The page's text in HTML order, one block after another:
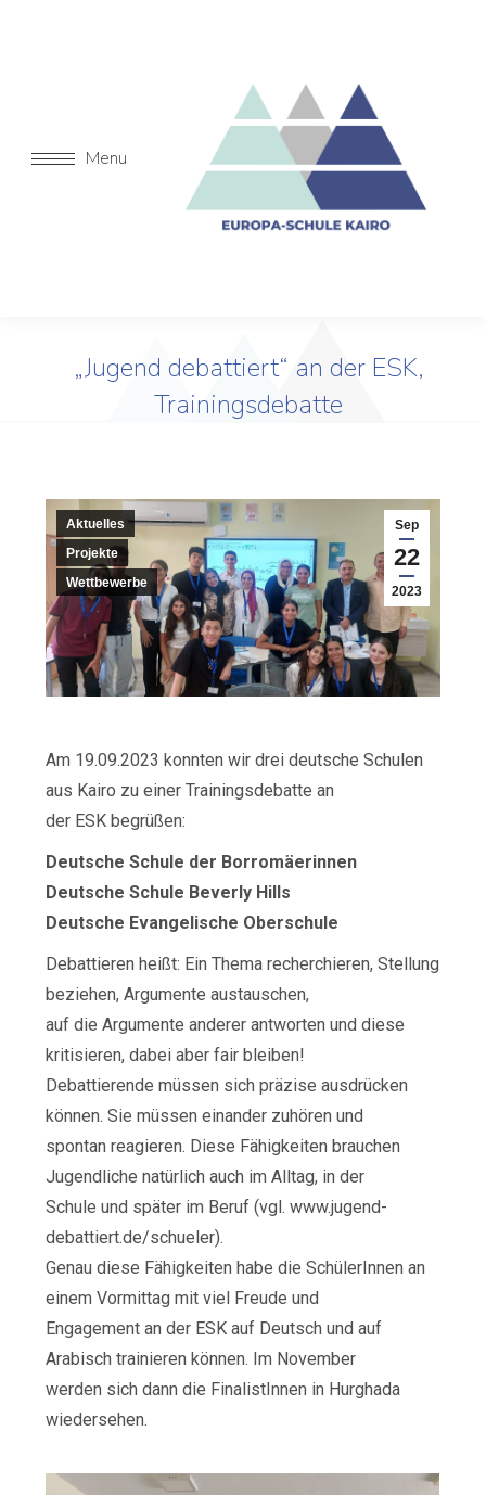
Menu
„Jugend debattiert“ an der ESK,
Trainingsdebatte
Sep
22
2023
Aktuelles
Projekte
Wettbewerbe
Am 19.09.2023 konnten wir drei deutsche Schulen
aus Kairo zu einer Trainingsdebatte an
der ESK begrüßen:
Deutsche Schule der Borromäerinnen
Deutsche Schule Beverly Hills
Deutsche Evangelische Oberschule
Debattieren heißt: Ein Thema recherchieren, Stellung
beziehen, Argumente austauschen,
auf die Argumente anderer antworten und diese
kritisieren, dabei aber fair bleiben!
Debattierende müssen sich präzise ausdrücken
können. Sie müssen einander zuhören und
spontan reagieren. Diese Fähigkeiten brauchen
Jugendliche natürlich auch im Alltag, in der
Schule und später im Beruf (vgl. www.jugend-
debattiert.de/schueler).
Genau diese Fähigkeiten habe die SchülerInnen an
einem Vormittag mit viel Freude und
Engagement an der ESK auf Deutsch und auf
Arabisch trainieren können. Im November
werden sich dann die FinalistInnen in Hurghada
wiedersehen.